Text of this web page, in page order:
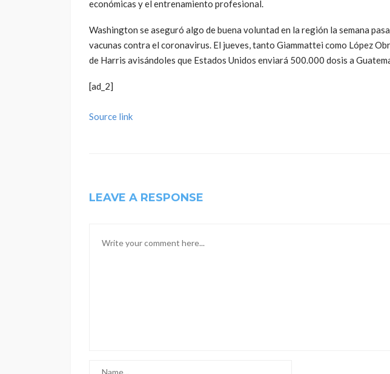
económicas y el entrenamiento profesional.
Washington se aseguró algo de buena voluntad en la región la semana
vacunas contra el coronavirus. El jueves, tanto Giammattei como López
de Harris avisándoles que Estados Unidos enviará 500.000 dosis a
[ad_2]
Source link
LEAVE A RESPONSE